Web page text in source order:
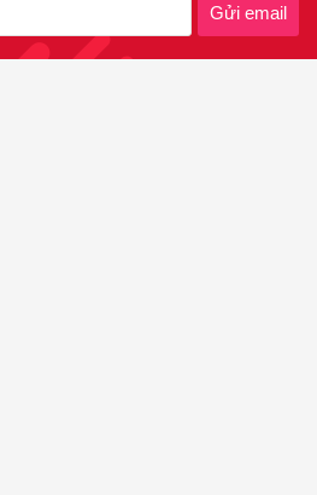
Gửi email